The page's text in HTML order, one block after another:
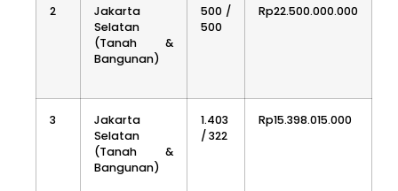
2
Jakarta
Selatan
(Tanah &
Bangunan)
500 /
500
Rp22.500.000.000
3
Jakarta
Selatan
(Tanah &
Bangunan)
1.403
/ 322
Rp15.398.015.000